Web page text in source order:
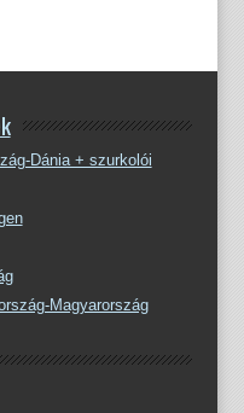
Dánia + szurkolói
Magyarország